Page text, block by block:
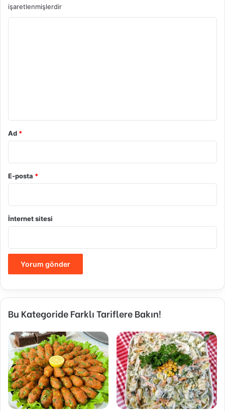
işaretlenmişlerdir
Ad *
E-posta *
İnternet sitesi
Bu Kategoride Farklı Tariflere Bakın!